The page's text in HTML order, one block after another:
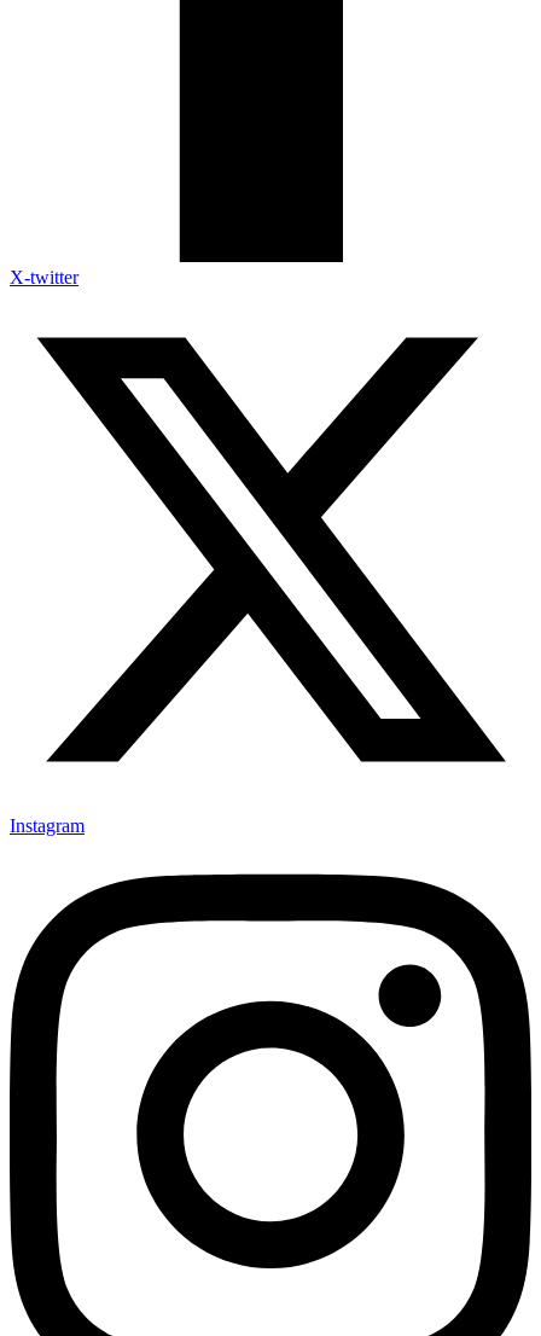
X-twitter
Instagram